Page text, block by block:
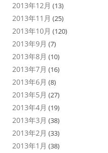
2013年12月 (13)
2013年11月 (25)
2013年10月 (120)
2013年9月 (7)
2013年8月 (10)
2013年7月 (16)
2013年6月 (8)
2013年5月 (27)
2013年4月 (19)
2013年3月 (38)
2013年2月 (33)
2013年1月 (38)